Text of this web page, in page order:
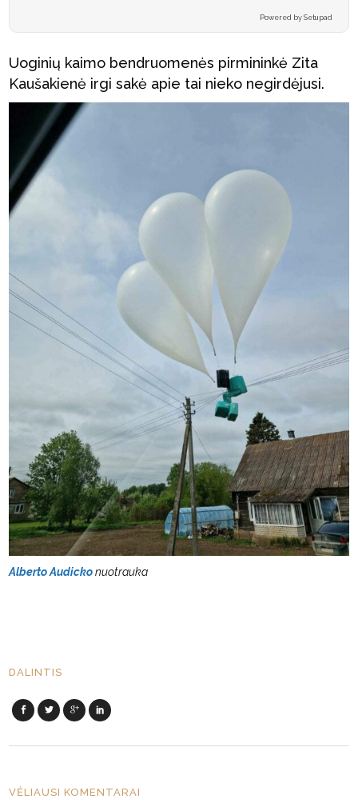
Powered by Setupad
Uoginių kaimo bendruomenės pirmininkė Zita
Kaušakienė irgi sakė apie tai nieko negirdėjusi.
Alberto Audickonuotrauka
DALINTIS
VĖLIAUSI KOMENTARAI